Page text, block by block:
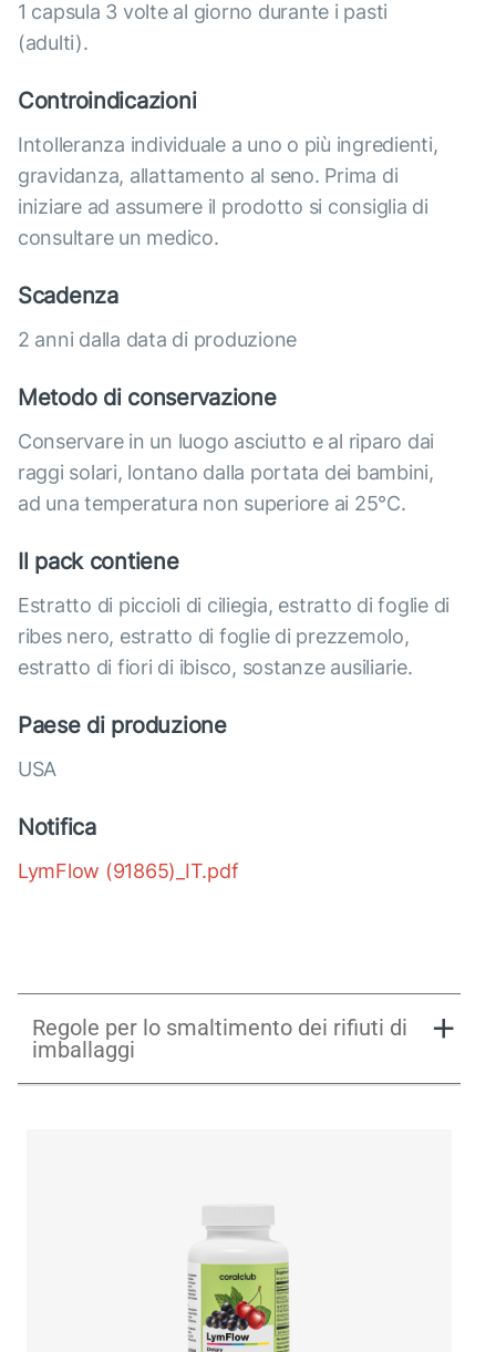
1 capsula 3 volte al giorno durante i pasti
(adulti).
Controindicazioni
Intolleranza individuale a uno o più ingredienti,
gravidanza, allattamento al seno. Prima di
iniziare ad assumere il prodotto si consiglia di
consultare un medico.
Scadenza
2 anni dalla data di produzione
Metodo di conservazione
Conservare in un luogo asciutto e al riparo dai
raggi solari, lontano dalla portata dei bambini,
ad una temperatura non superiore ai 25°C.
Il pack contiene
Estratto di piccioli di ciliegia, estratto di foglie di
ribes nero, estratto di foglie di prezzemolo,
estratto di fiori di ibisco, sostanze ausiliarie.
Paese di produzione
USA
Notifica
LymFlow (91865)_IT.pdf
Regole per lo smaltimento dei rifiuti di
imballaggi